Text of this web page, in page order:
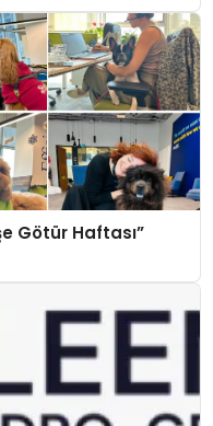
Götür Haftası”